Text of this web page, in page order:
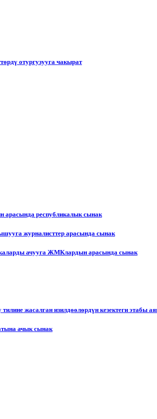
отургузууга чакырат
арасында республикалык сынак
журналисттер арасында сынак
ачууга ЖМКлардын арасында сынак
жасалган изилдөөлөрдүн кезектеги этабы
ачык сынак